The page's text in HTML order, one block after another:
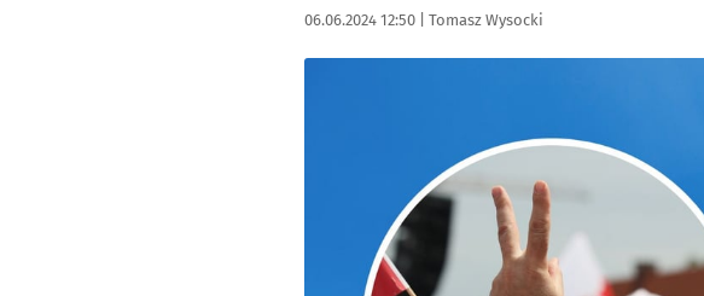
Data publikacji:
06.06.2024 12:50 | Autor:
Tomasz Wysocki